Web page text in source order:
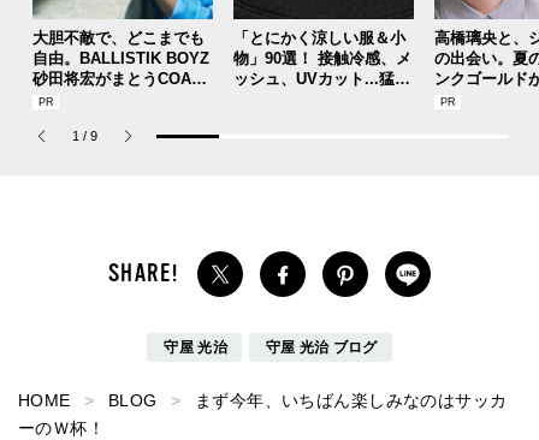
大胆不敵で、どこまでも
自由。BALLISTIK BOYZ
砂田将宏がまとうCOACH
の新作フレグランス「コ
パルファム」
「とにかく涼しい服＆小
物」90選！ 接触冷感、メ
ッシュ、UVカット...猛暑
高橋璃央と、
の出会い。夏
ンクゴールド
SUMMER
1 / 9
守屋 光治 守屋 光治 ブログ
HOME BLOG
まず今年、いちばん楽しみなのはサッカ
ーのＷ杯！